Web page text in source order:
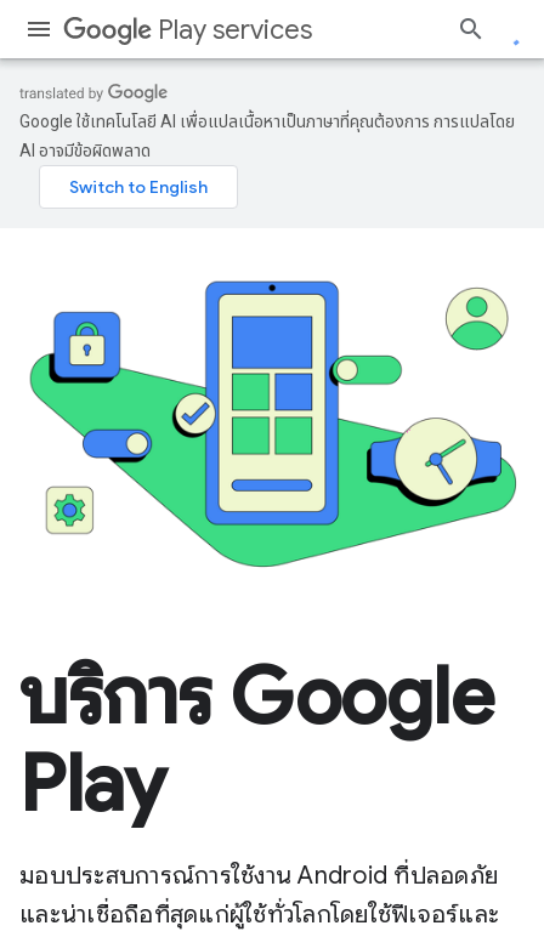
Play services
Google ใช้เทคโนโลยี AI เพื่อแปลเนื้อหาเป็นภาษาที่คุณต้องการ การแปลโดย
AI อาจมีข้อผิดพลาด
บริการ Google
Play
มอบประสบการณ์การใช้งาน Android ที่ปลอดภัย
และน่าเชื่อถือที่สุดแก่ผู้ใช้ทั่วโลกโดยใช้ฟีเจอร์และ